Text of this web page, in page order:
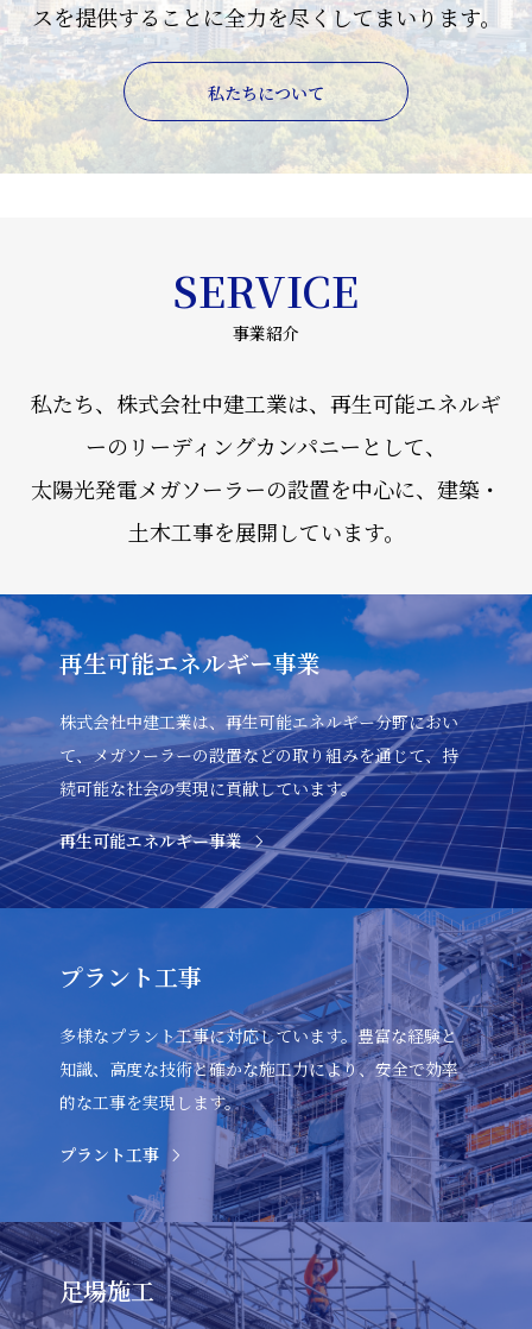
スを提供することに全力を尽くしてまいります。
私たちについて
SERVICE
事業紹介
私たち、株式会社中建工業は、再生可能エネルギ
ーのリーディングカンパニーとして、
太陽光発電メガソーラーの設置を中心に、建築・
土木工事を展開しています。
再生可能エネルギー事業
株式会社中建工業は、再生可能エネルギー分野におい
て、メガソーラーの設置などの取り組みを通じて、持
続可能な社会の実現に貢献しています。
再生可能エネルギー事業
プラント工事
多様なプラント工事に対応しています。豊富な経験と
知識、高度な技術と確かな施工力により、安全で効率
的な工事を実現します。
プラント工事
足場施工